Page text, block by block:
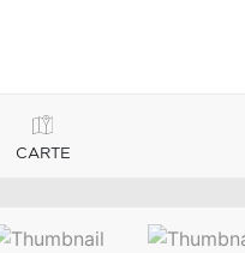
CARTE